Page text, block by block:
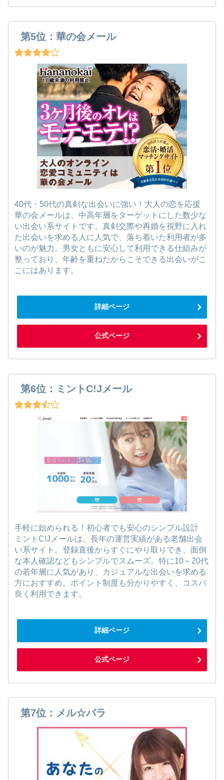
第5位：華の会メール
40代・50代の真剣な出会いに強い！大人の恋を応援
華の会メールは、中高年層をターゲットにした数少な
い出会い系サイトです。真剣交際や再婚を視野に入れ
た出会いを求める人に人気で、落ち着いた利用者が多
いのが魅力。男女ともに安心して利用できる仕組みが
整っており、年齢を重ねたからこそできる出会いがこ
こにはあります。
詳細ページ
公式ページ
第6位：ミントC!Jメール
手軽に始められる！初心者でも安心のシンプル設計
ミントC!Jメールは、長年の運営実績がある老舗出会
い系サイト。登録直後からすぐにやり取りでき、面倒
な本人確認などもシンプルでスムーズ。特に10～20代
の若年層に人気があり、カジュアルな出会いを求める
方におすすめ。ポイント制度も分かりやすく、コスパ
良く利用できます。
詳細ページ
公式ページ
第7位：メル☆パラ